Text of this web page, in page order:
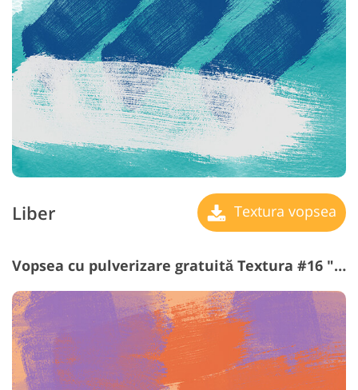
Liber Textura vopsea
Vopsea cu pulverizare gratuită Textura #16 "Fresh"